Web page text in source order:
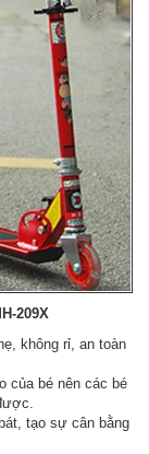
209X
không rỉ, an toàn
của bé nên các bé
tạo sự cân bằng